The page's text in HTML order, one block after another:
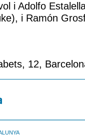
i Adolfo
i Ramón
12,